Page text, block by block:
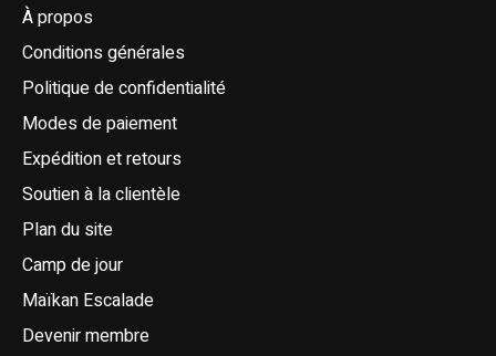
À propos
Conditions générales
Politique de confidentialité
Modes de paiement
Expédition et retours
Soutien à la clientèle
Plan du site
Camp de jour
Maïkan Escalade
Devenir membre